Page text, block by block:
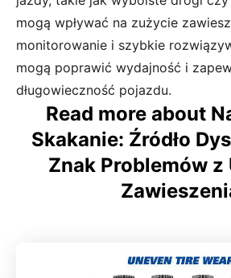
mogą wpływać na zużycie
monitorowanie i szybkie
mogą poprawić wydajność i
długowieczność pojazdu.
Read more about
Skakanie: Źródło
Znak Problemów z